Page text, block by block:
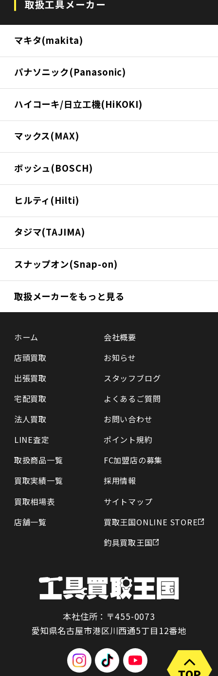
取扱工具メーカー
マキタ(makita)
パナソニック(Panasonic)
ハイコーキ/日立工機(HiKOKI)
マックス(MAX)
ボッシュ(BOSCH)
ヒルティ(Hilti)
タジマ(TAJIMA)
スナップオン(Snap-on)
取扱メーカーをもっと見る
ホーム
店頭買取
出張買取
宅配買取
法人買取
LINE査定
取扱商品一覧
買取実績一覧
買取相場表
店舗一覧
会社概要
お知らせ
スタッフブログ
よくあるご質問
お問い合わせ
ポイント規約
FC加盟店の募集
採用情報
サイトマップ
買取王国ONLINE STORE
釣具買取王国
本社住所：〒455-0073
愛知県名古屋市港区川西通5丁目12番地